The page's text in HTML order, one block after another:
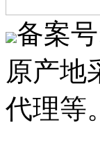
备案
原产地
代理等。